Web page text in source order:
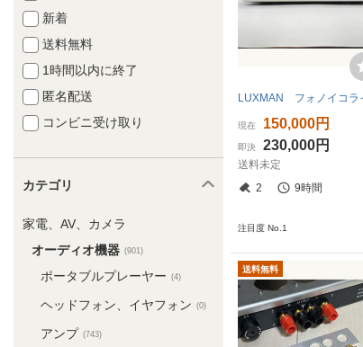
新着
送料無料
1時間以内に終了
匿名配送
コンビニ受け取り
カテゴリ
家電、AV、カメラ
オーディオ機器 (901)
ポータブルプレーヤー (4)
ヘッドフォン、イヤフォン (0)
アンプ (743)
現在 150,000円
即決 230,000円
送料未定
2
9時間
注目度 No.1
送料無料